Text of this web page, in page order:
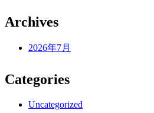
Archives
2026年7月
Categories
Uncategorized